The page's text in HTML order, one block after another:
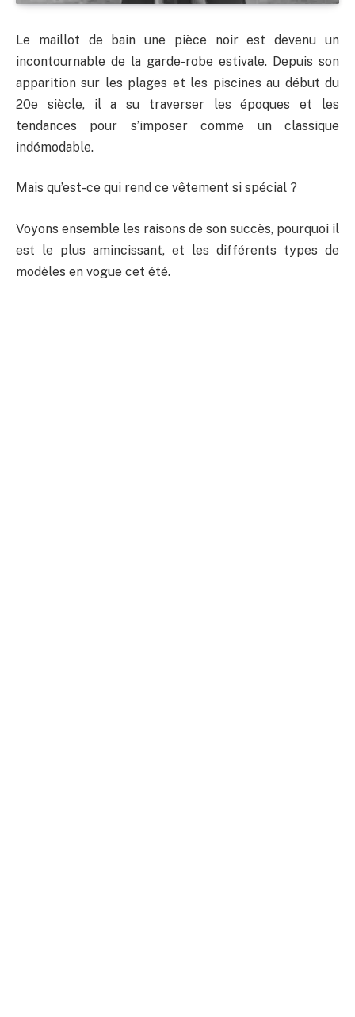
Le maillot de bain une pièce noir est devenu un
incontournable de la garde-robe estivale. Depuis son
apparition sur les plages et les piscines au début du
20e siècle, il a su traverser les époques et les
tendances pour s’imposer comme un classique
indémodable.
Mais qu’est-ce qui rend ce vêtement si spécial ?
Voyons ensemble les raisons de son succès, pourquoi il
est le plus amincissant, et les différents types de
modèles en vogue cet été.